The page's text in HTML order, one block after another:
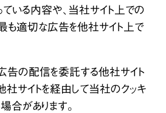
いる内容や、当社サイト上での
も適切な広告を他社サイト上で
告の配信を委託する他社サイト
サイトを経由して当社のクッキ
合があります。